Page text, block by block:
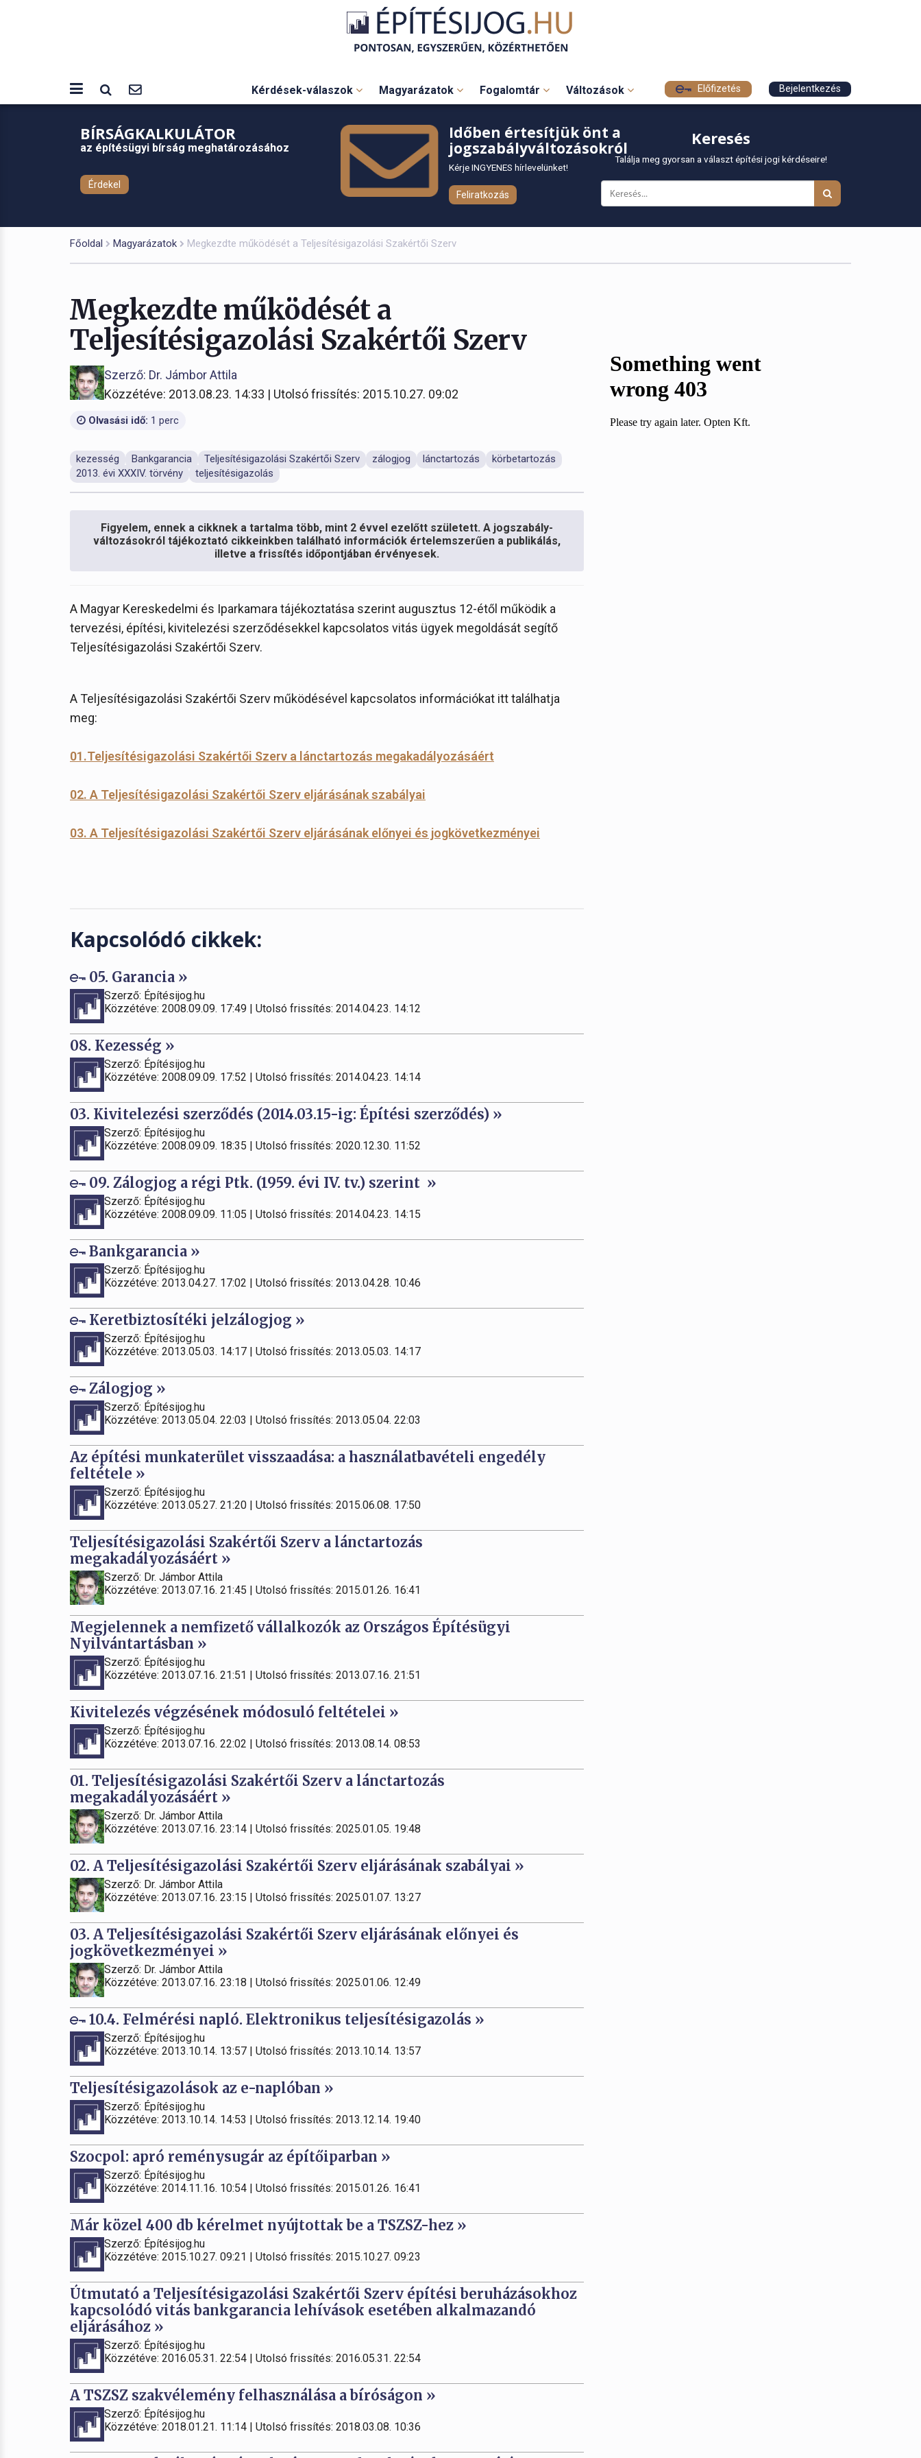
Kérdések-válaszok Magyarázatok Fogalomtár Változások Előfizetés Bejelentkezés
BÍRSÁGKALKULÁTOR
az építésügyi bírság meghatározásához
Érdekel
Időben értesítjük önt a
jogszabályváltozásokról
Kérje INGYENES hírlevelünket!
Feliratkozás
Keresés
Találja meg gyorsan a választ építési jogi kérdéseire!
Főoldal Magyarázatok Megkezdte működését a Teljesítésigazolási Szakértői Szerv
Megkezdte működését a
Teljesítésigazolási Szakértői Szerv
Szerző: Dr. Jámbor Attila
Közzétéve: 2013.08.23. 14:33 | Utolsó frissítés: 2015.10.27. 09:02
Olvasási idő: 1 perc
kezesség Bankgarancia Teljesítésigazolási Szakértői Szerv zálogjog lánctartozás
körbetartozás
2013. évi XXXIV. törvény
teljesítésigazolás
Figyelem, ennek a cikknek a tartalma több, mint 2 évvel ezelőtt született. A jogszabály-
változásokról tájékoztató cikkeinkben található információk értelemszerűen a publikálás,
illetve a frissítés időpontjában érvényesek.
A Magyar Kereskedelmi és Iparkamara tájékoztatása szerint augusztus 12-étől működik a
tervezési, építési, kivitelezési szerződésekkel kapcsolatos vitás ügyek megoldását segítő
Teljesítésigazolási Szakértői Szerv.
A Teljesítésigazolási Szakértői Szerv működésével kapcsolatos információkat itt találhatja
meg:
01.Teljesítésigazolási Szakértői Szerv a lánctartozás megakadályozásáért
02. A Teljesítésigazolási Szakértői Szerv eljárásának szabályai
03. A Teljesítésigazolási Szakértői Szerv eljárásának előnyei és jogkövetkezményei
Kapcsolódó cikkek:
05. Garancia »
Szerző: Építésijog.hu
Közzétéve: 2008.09.09. 17:49 | Utolsó frissítés: 2014.04.23. 14:12
08. Kezesség »
Szerző: Építésijog.hu
Közzétéve: 2008.09.09. 17:52 | Utolsó frissítés: 2014.04.23. 14:14
03. Kivitelezési szerződés (2014.03.15-ig: Építési szerződés) »
Szerző: Építésijog.hu
Közzétéve: 2008.09.09. 18:35 | Utolsó frissítés: 2020.12.30. 11:52
09. Zálogjog a régi Ptk. (1959. évi IV. tv.) szerint »
Szerző: Építésijog.hu
Közzétéve: 2008.09.09. 11:05 | Utolsó frissítés: 2014.04.23. 14:15
Bankgarancia »
Szerző: Építésijog.hu
Közzétéve: 2013.04.27. 17:02 | Utolsó frissítés: 2013.04.28. 10:46
Keretbiztosítéki jelzálogjog »
Szerző: Építésijog.hu
Közzétéve: 2013.05.03. 14:17 | Utolsó frissítés: 2013.05.03. 14:17
Zálogjog »
Szerző: Építésijog.hu
Közzétéve: 2013.05.04. 22:03 | Utolsó frissítés: 2013.05.04. 22:03
Az építési munkaterület visszaadása: a használatbavételi engedély
feltétele »
Szerző: Építésijog.hu
Közzétéve: 2013.05.27. 21:20 | Utolsó frissítés: 2015.06.08. 17:50
Teljesítésigazolási Szakértői Szerv a lánctartozás
megakadályozásáért »
Szerző: Dr. Jámbor Attila
Közzétéve: 2013.07.16. 21:45 | Utolsó frissítés: 2015.01.26. 16:41
Megjelennek a nemfizető vállalkozók az Országos Építésügyi
Nyilvántartásban »
Szerző: Építésijog.hu
Közzétéve: 2013.07.16. 21:51 | Utolsó frissítés: 2013.07.16. 21:51
Kivitelezés végzésének módosuló feltételei »
Szerző: Építésijog.hu
Közzétéve: 2013.07.16. 22:02 | Utolsó frissítés: 2013.08.14. 08:53
01. Teljesítésigazolási Szakértői Szerv a lánctartozás
megakadályozásáért »
Szerző: Dr. Jámbor Attila
Közzétéve: 2013.07.16. 23:14 | Utolsó frissítés: 2025.01.05. 19:48
02. A Teljesítésigazolási Szakértői Szerv eljárásának szabályai »
Szerző: Dr. Jámbor Attila
Közzétéve: 2013.07.16. 23:15 | Utolsó frissítés: 2025.01.07. 13:27
03. A Teljesítésigazolási Szakértői Szerv eljárásának előnyei és
jogkövetkezményei »
Szerző: Dr. Jámbor Attila
Közzétéve: 2013.07.16. 23:18 | Utolsó frissítés: 2025.01.06. 12:49
10.4. Felmérési napló. Elektronikus teljesítésigazolás »
Szerző: Építésijog.hu
Közzétéve: 2013.10.14. 13:57 | Utolsó frissítés: 2013.10.14. 13:57
Teljesítésigazolások az e-naplóban »
Szerző: Építésijog.hu
Közzétéve: 2013.10.14. 14:53 | Utolsó frissítés: 2013.12.14. 19:40
Szocpol: apró reménysugár az építőiparban »
Szerző: Építésijog.hu
Közzétéve: 2014.11.16. 10:54 | Utolsó frissítés: 2015.01.26. 16:41
Már közel 400 db kérelmet nyújtottak be a TSZSZ-hez »
Szerző: Építésijog.hu
Közzétéve: 2015.10.27. 09:21 | Utolsó frissítés: 2015.10.27. 09:23
Útmutató a Teljesítésigazolási Szakértői Szerv építési beruházásokhoz
kapcsolódó vitás bankgarancia lehívások esetében alkalmazandó
eljárásához »
Szerző: Építésijog.hu
Közzétéve: 2016.05.31. 22:54 | Utolsó frissítés: 2016.05.31. 22:54
A TSZSZ szakvélemény felhasználása a bíróságon »
Szerző: Építésijog.hu
Közzétéve: 2018.01.21. 11:14 | Utolsó frissítés: 2018.03.08. 10:36